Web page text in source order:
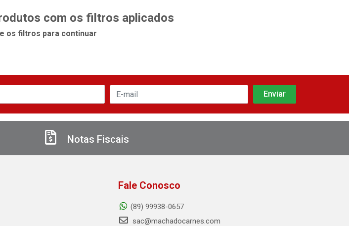
com os filtros aplicados
os filtros para continuar
Notas Fiscais
Fale Conosco
(89) 99938-0657
sac@machadocarnes.com